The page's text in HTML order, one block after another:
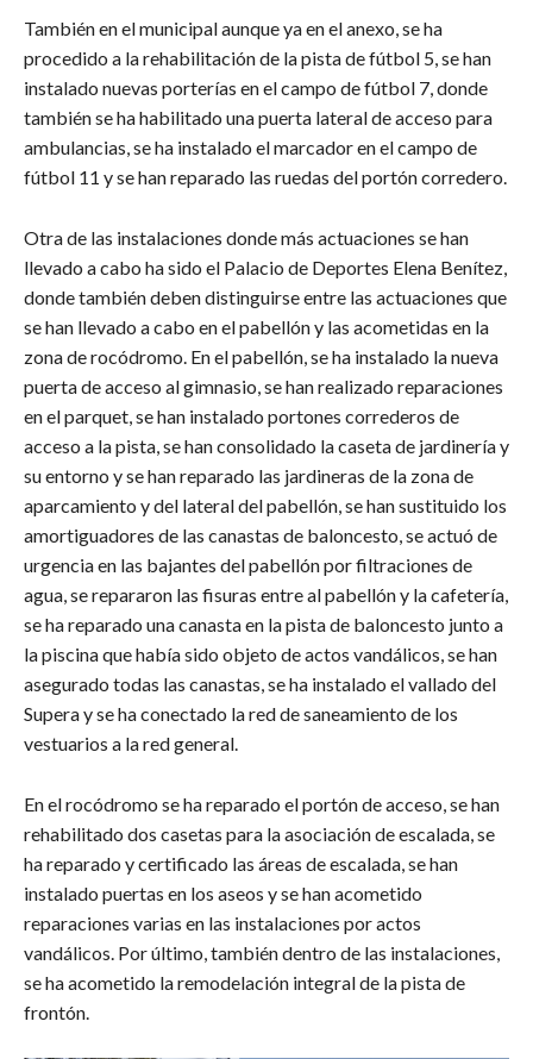
También en el municipal aunque ya en el anexo, se ha
procedido a la rehabilitación de la pista de fútbol 5, se han
instalado nuevas porterías en el campo de fútbol 7, donde
también se ha habilitado una puerta lateral de acceso para
ambulancias, se ha instalado el marcador en el campo de
fútbol 11 y se han reparado las ruedas del portón corredero.
Otra de las instalaciones donde más actuaciones se han
llevado a cabo ha sido el Palacio de Deportes Elena Benítez,
donde también deben distinguirse entre las actuaciones que
se han llevado a cabo en el pabellón y las acometidas en la
zona de rocódromo. En el pabellón, se ha instalado la nueva
puerta de acceso al gimnasio, se han realizado reparaciones
en el parquet, se han instalado portones correderos de
acceso a la pista, se han consolidado la caseta de jardinería y
su entorno y se han reparado las jardineras de la zona de
aparcamiento y del lateral del pabellón, se han sustituido los
amortiguadores de las canastas de baloncesto, se actuó de
urgencia en las bajantes del pabellón por filtraciones de
agua, se repararon las fisuras entre al pabellón y la cafetería,
se ha reparado una canasta en la pista de baloncesto junto a
la piscina que había sido objeto de actos vandálicos, se han
asegurado todas las canastas, se ha instalado el vallado del
Supera y se ha conectado la red de saneamiento de los
vestuarios a la red general.
En el rocódromo se ha reparado el portón de acceso, se han
rehabilitado dos casetas para la asociación de escalada, se
ha reparado y certificado las áreas de escalada, se han
instalado puertas en los aseos y se han acometido
reparaciones varias en las instalaciones por actos
vandálicos. Por último, también dentro de las instalaciones,
se ha acometido la remodelación integral de la pista de
frontón.